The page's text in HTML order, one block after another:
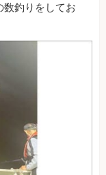
釣りをしてお